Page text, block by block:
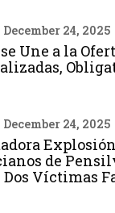
December 24, 2025
Une a la
December 24, 2025
de
Dos Víctimas